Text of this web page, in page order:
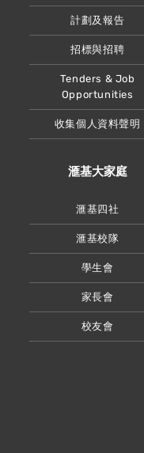
計劃及報告
招標與招聘
Tenders & Job
Opportunities
收集個人資料聲明
滙基大家庭
滙基四社
滙基校隊
學生會
家長會
校友會